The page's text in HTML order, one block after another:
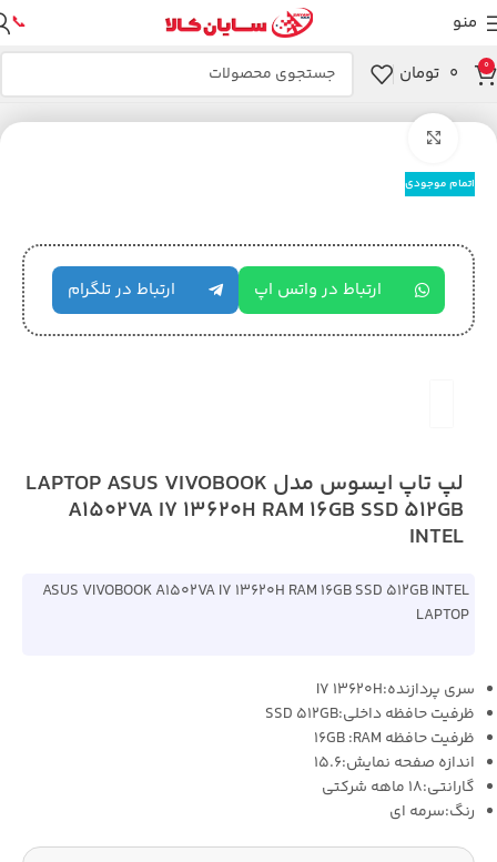
منو 📞
0 ۰ تومان
خانه لپ تاپ لپ تاپ ایسوس
اتمام موجودی
ارتباط در واتس اپ ارتباط در تلگرام
لپ تاپ ایسوس مدل LAPTOP ASUS VIVOBOOK
A1502VA I7 13620H RAM 16GB SSD 512GB
INTEL
ASUS VIVOBOOK A1502VA I7 13620H RAM 16GB SSD 512GB INTEL
LAPTOP
سری پردازنده:I7 13620H
ظرفیت حافظه داخلی:SSD 512GB
ظرفیت حافظه 16GB :RAM
اندازه صفحه نمایش:15.6
گارانتی:18 ماهه شرکتی
رنگ:سرمه ای